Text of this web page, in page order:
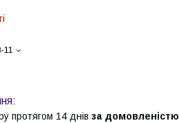
11
протягом 14 днів за домовленістю